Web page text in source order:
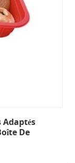
Adaptés
De